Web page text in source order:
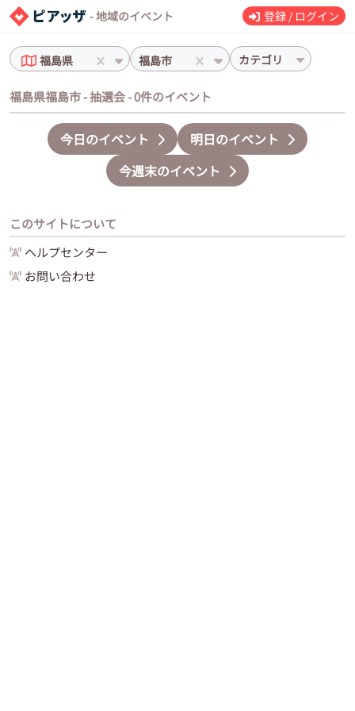
- 地域のイベント 登録 / ログイン
福島県 福島市 カテゴリ
福島県福島市 - 抽選会 - 0件のイベント
今日のイベント
明日のイベント
今週末のイベント
このサイトについて
ヘルプセンター
お問い合わせ